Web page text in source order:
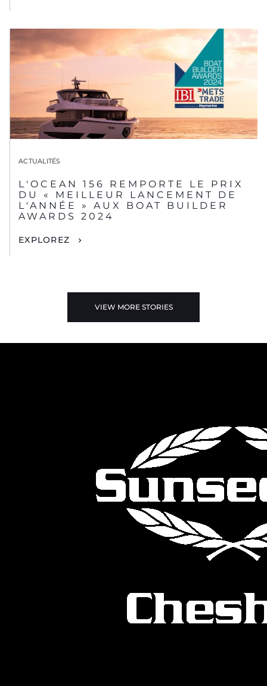
ACTUALITÉS
L'OCEAN 156 REMPORTE LE PRIX
DU « MEILLEUR LANCEMENT DE
L'ANNÉE » AUX BOAT BUILDER
AWARDS 2024
EXPLOREZ
VIEW MORE STORIES